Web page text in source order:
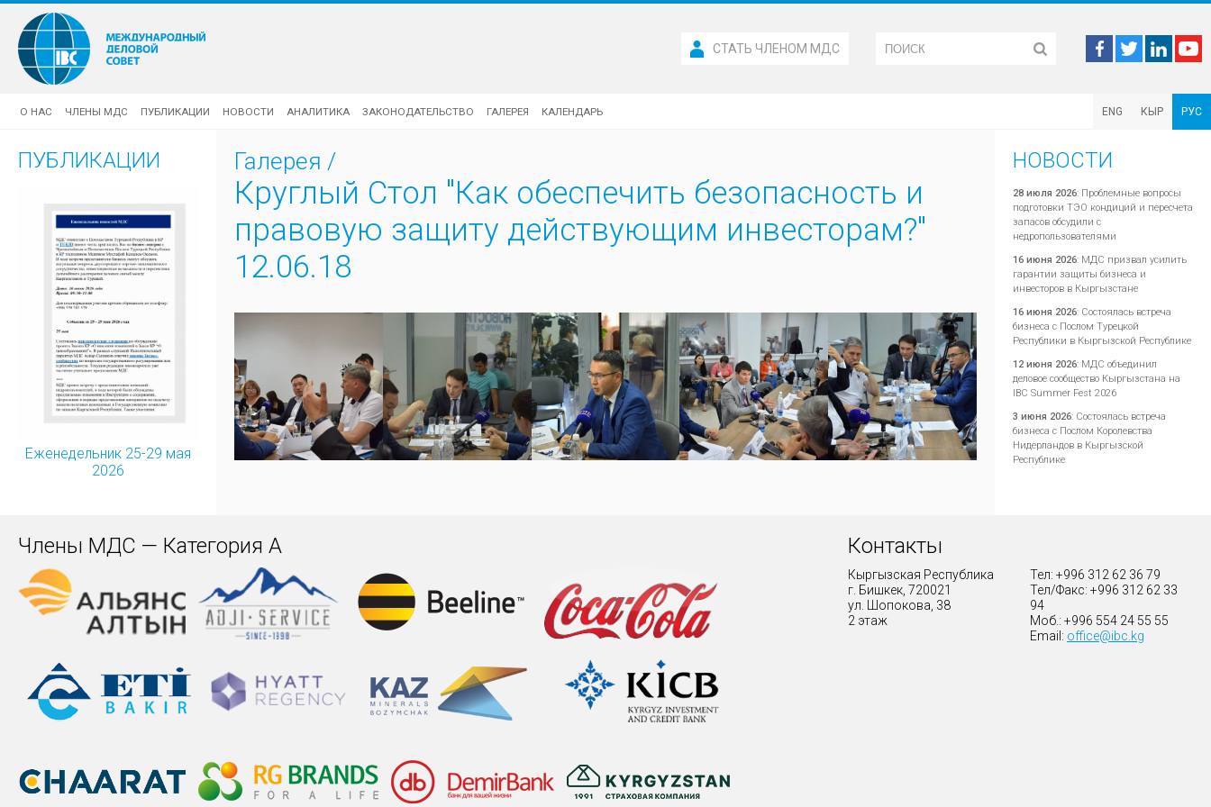
О НАС ЧЛЕНЫ МДС ПУБЛИКАЦИИ НОВОСТИ АНАЛИТИКА ЗАКОНОДАТЕЛЬСТВО ГАЛЕРЕЯ КАЛЕНДАРЬ ENG КЫР РУС
СТАТЬ ЧЛЕНОМ МДС
ПУБЛИКАЦИИ
Еженедельник 25-29 мая
2026
Галерея /
Круглый Стол "Как обеспечить безопасность и
правовую защиту действующим инвесторам?"
12.06.18
НОВОСТИ
28 июля 2026: Проблемные вопросы
подготовки ТЭО кондиций и пересчета
запасов обсудили с
недропользователями
16 июня 2026: МДС призвал усилить
гарантии защиты бизнеса и
инвесторов в Кыргызстане
16 июня 2026: Состоялась встреча
бизнеса с Послом Турецкой
Республики в Кыргызской Республике
12 июня 2026: МДС объединил
деловое сообщество Кыргызстана на
IBC Summer Fest 2026
3 июня 2026: Состоялась встреча
бизнеса с Послом Королевства
Нидерландов в Кыргызской
Республике
Члены МДС — Категория А Контакты
Кыргызская Республика
г. Бишкек, 720021
ул. Шопокова, 38
2 этаж
Тел: +996 312 62 36 79
Тел/Факс: +996 312 62 33
94
Моб.: +996 554 24 55 55
Email: office@ibc.kg